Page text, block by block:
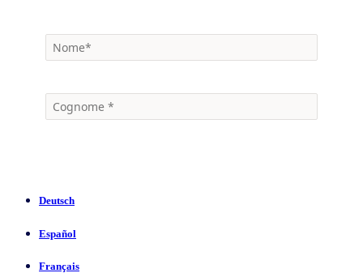
Deutsch
Español
Français